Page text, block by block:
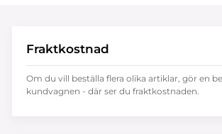
Fraktkostnad
Om du vill beställa flera olika artiklar, gör en
kundvagnen - där ser du fraktkostnaden.